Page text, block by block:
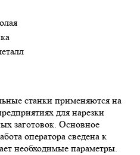
станки применяются на
для нарезки
заготовок. Основное
оператора сведена к
необходимые параметры.